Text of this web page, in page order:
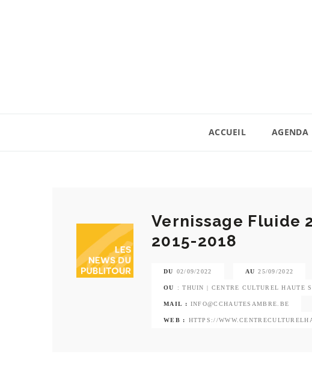
ACCUEIL AGENDA
Vernissage Fluide
2015-2018
DU 02/09/2022 AU 25/09/2022
OU : THUIN | CENTRE CULTUREL HAUTE
MAIL : INFO@CCHAUTESAMBRE.BE
WEB : HTTPS://